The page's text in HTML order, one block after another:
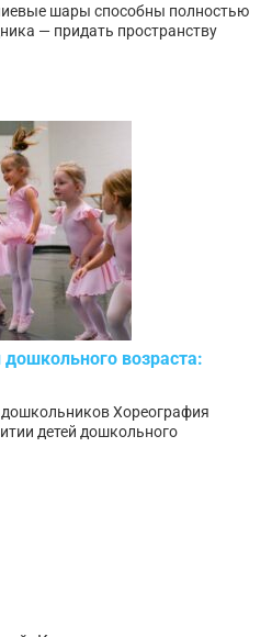
шары способны полностью
— придать пространству
возраста:
Хореография
детей дошкольного